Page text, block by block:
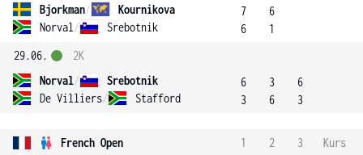
Bjorkman/
Kournikova
Norval / Srebotnik
7
6
6
1
29.06.
Norval/
Srebotnik
De Villiers/ Stafford
2K
6
3
3
6
6
3
French Open 1 2 3
Kurs